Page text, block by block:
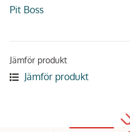
Pit Boss
Jämför produkt
Jämför produkt